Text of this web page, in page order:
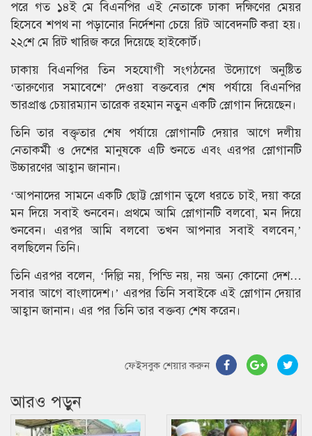
পরে গত ১৪ই মে বিএনপির এই নেতাকে ঢাকা দক্ষিণের মেয়র
হিসেবে শপথ না পড়ানোর নির্দেশনা চেয়ে রিট আবেদনটি করা হয়।
২২শে মে রিট খারিজ করে দিয়েছে হাইকোর্ট।
ঢাকায় বিএনপির তিন সহযোগী সংগঠনের উদ্যোগে অনুষ্টিত
‘তারুণ্যের সমাবেশে’ দেওয়া বক্তব্যের শেষ পর্যায়ে বিএনপির
ভারপ্রাপ্ত চেয়ারম্যান তারেক রহমান নতুন একটি স্লোগান দিয়েছেন।
তিনি তার বক্তৃতার শেষ পর্যায়ে স্লোগানটি দেয়ার আগে দলীয়
নেতাকর্মী ও দেশের মানুষকে এটি শুনতে এবং এরপর স্লোগানটি
উচ্চারণের আহ্বান জানান।
‘আপনাদের সামনে একটি ছোট্ট স্লোগান তুলে ধরতে চাই, দয়া করে
মন দিয়ে সবাই শুনবেন। প্রথমে আমি স্লোগানটি বলবো, মন দিয়ে
শুনবেন। এরপর আমি বলবো তখন আপনার সবাই বলবেন,’
বলছিলেন তিনি।
তিনি এরপর বলেন, ‘দিল্লি নয়, পিন্ডি নয়, নয় অন্য কোনো দেশ…
সবার আগে বাংলাদেশ।’ এরপর তিনি সবাইকে এই স্লোগান দেয়ার
আহ্বান জানান। এর পর তিনি তার বক্তব্য শেষ করেন।
ফেইসবুক শেয়ার করুন
আরও পড়ুন